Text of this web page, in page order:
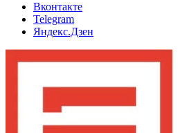
Вконтакте
Telegram
Яндекс.Дзен